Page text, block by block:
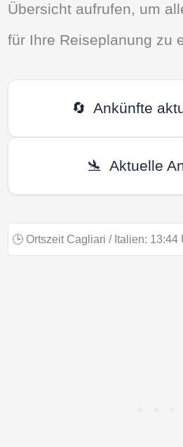
Übersicht aufrufen, um
für Ihre Reiseplanung zu
🔄 Ankünfte
🛬 Aktuelle
🕒 Ortszeit Cagliari / Italien: 13:44